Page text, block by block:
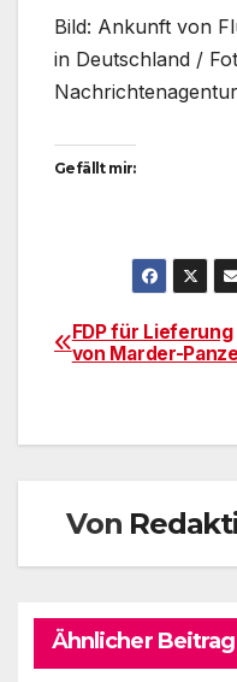
Bild: Ankunft von
in Deutschland /
Nachrichtenagentur
Gefällt mir:
FDP für Lieferung
von Marder-
Von
Ähnlicher Beitrag